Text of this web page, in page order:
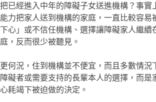
把已經進入中年的障礙子女送進機構？事實
能力把家人送到機構的家庭，一直比較容易
下心」或不信任機構、選擇讓障礙家人繼續
庭，反而很少被聽見。
更何況，住到機構並不便宜，而且多數情況
障礙者或需要支持的長輩本人的選擇，而是
心耗竭下被迫做的決定。